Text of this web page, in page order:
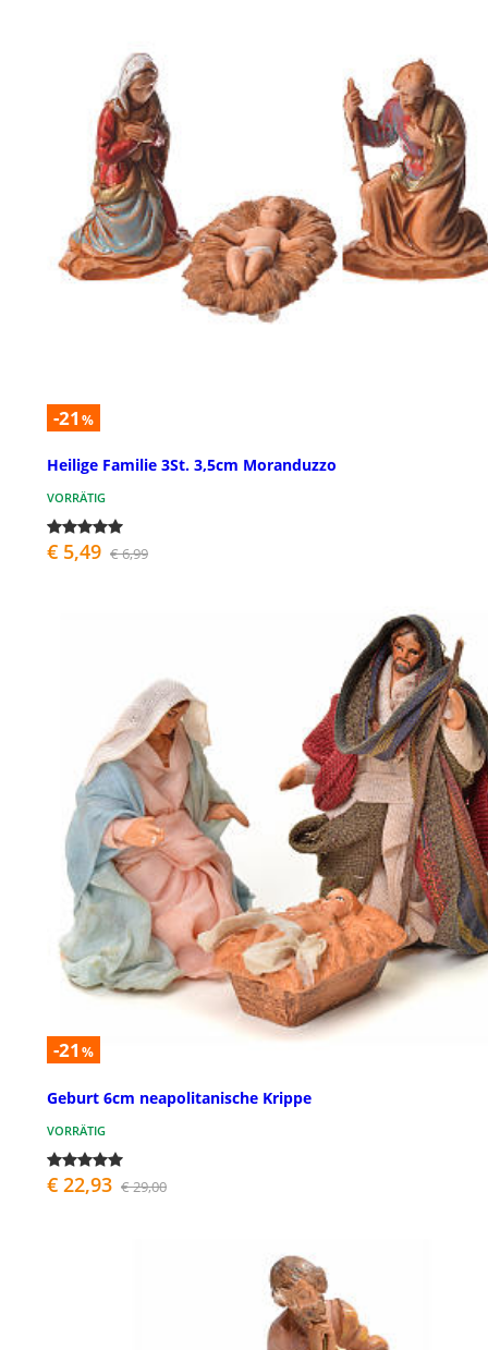
-21 %
Heilige Familie 3St. 3,5cm Moranduzzo
VORRÄTIG
€ 5,49 € 6,99
-21 %
Geburt 6cm neapolitanische Krippe
VORRÄTIG
€ 22,93 € 29,00